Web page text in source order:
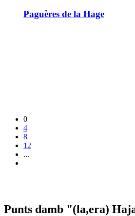
Paguères de la Hage
0
4
8
12
...
Punts damb "(la,era)